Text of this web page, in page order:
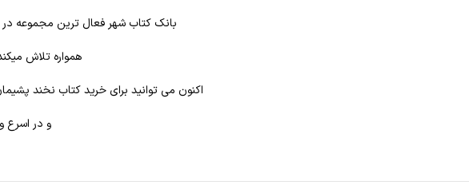
بانک کتاب شهر فعال ترین مجموعه در
همواره تلاش
اکنون می توانید برای خرید کتاب نخند
و در اسرع